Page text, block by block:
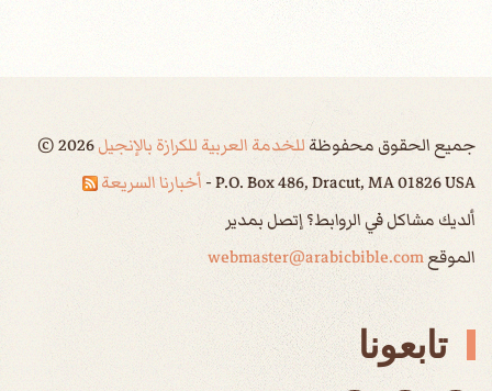
جميع الحقوق محفوظةللخدمة العربية للكرازة بالإنجيل ©2026
P.O. Box 486, Dracut, MA 01826 USA - أخبارنا السريعة
ألديك مشاكل في الروابط؟ إتصل بمدير
الموقعwebmaster@arabicbible.com
تابعونا